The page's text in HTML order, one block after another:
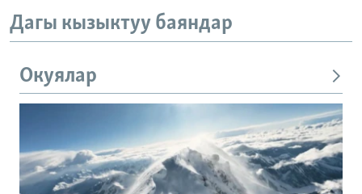
Дагы кызыктуу баяндар
Окуялар